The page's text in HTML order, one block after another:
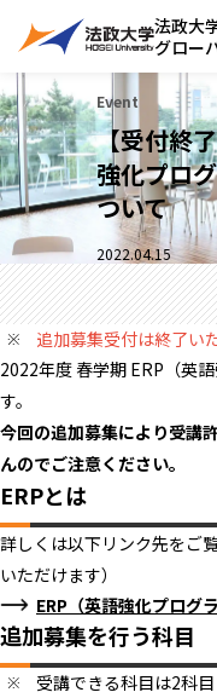
法政大
グロー
Event
【受付終
強化プロ
ついて
2022.04.15
追加募集受付は終了い
2022年度 春学期 ERP（英
す。
今回の追加募集により受講
んのでご注意ください。
ERPとは
詳しくは以下リンク先をご
いただけます）
ERP（英語強化プログラ
追加募集を行う科目
受講できる科目は2科目